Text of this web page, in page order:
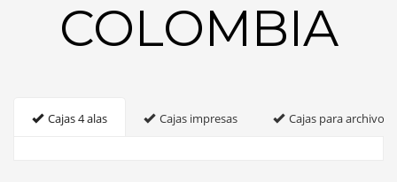
COLOMBIA
Cajas 4 alas Cajas impresas Cajas para archivo